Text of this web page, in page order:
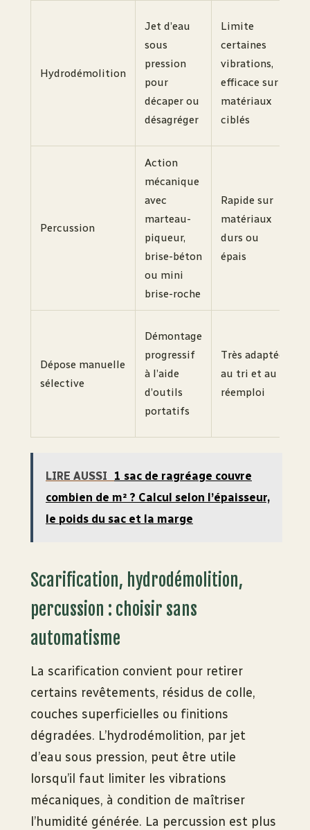
Hydrodémolition
Jet d’eau
sous
pression
pour
décaper ou
désagréger
Limite
certaines
vibrations,
efficace sur
matériaux
ciblés
Percussion
Action
mécanique
avec
marteau-
piqueur,
brise-béton
ou mini
brise-roche
Rapide sur
matériaux
durs ou
épais
Dépose manuelle
sélective
Démontage
progressif
à l’aide
d’outils
portatifs
Très adaptée
au tri et au
réemploi
LIRE AUSSI
1 sac de ragréage couvre
combien de m² ? Calcul selon l’épaisseur,
le poids du sac et la marge
Scarification, hydrodémolition,
percussion : choisir sans
automatisme
La scarification convient pour retirer
certains revêtements, résidus de colle,
couches superficielles ou finitions
dégradées. L’hydrodémolition, par jet
d’eau sous pression, peut être utile
lorsqu’il faut limiter les vibrations
mécaniques, à condition de maîtriser
l’humidité générée. La percussion est plus